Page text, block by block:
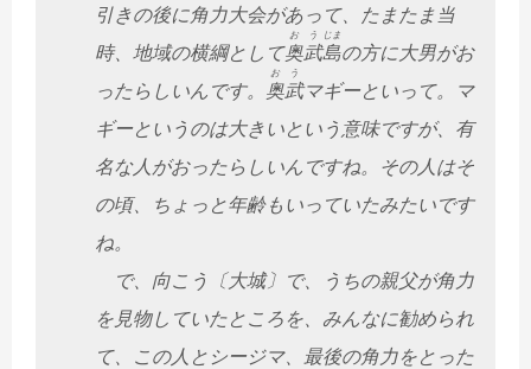
引きの後に角力大会があって、たまたま当
時、地域の横綱として奥
お
武
う
島
じま
の方に大男がお
ったらしいんです。 奥
お
武
う
マギーといって。マ
ギーというのは大きいという意味ですが、有
名な人がおったらしいんですね。その人はそ
の頃、ちょっと年齢もいっていたみたいです
ね。
で、向こう〔大城〕で、うちの親父が角力
を見物していたところを、みんなに勧められ
て、この人とシージマ、最後の角力をとった